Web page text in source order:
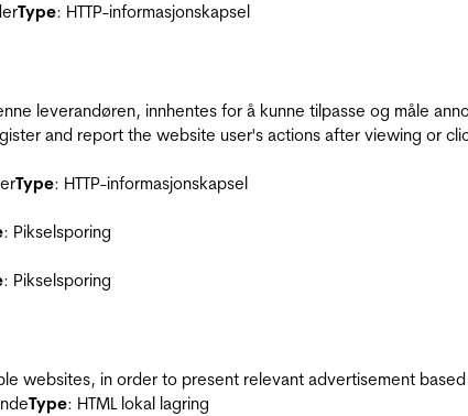
Type: HTTP-informasjonskapsel
leverandøren, innhentes for å kunne tilpasse og måle
and report the website user's actions after viewing or
Type: HTTP-informasjonskapsel
: Pikselsporing
: Pikselsporing
websites, in order to present relevant advertisement
Type: HTML lokal lagring